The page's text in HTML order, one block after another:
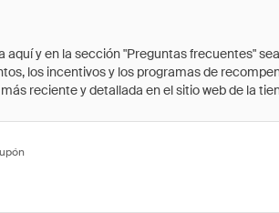
y en la sección "Preguntas frecuentes"
los incentivos y los programas de
reciente y detallada en el sitio web de la